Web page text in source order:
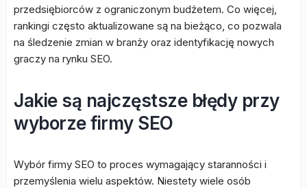
przedsiębiorców z ograniczonym budżetem. Co więcej,
rankingi często aktualizowane są na bieżąco, co pozwala
na śledzenie zmian w branży oraz identyfikację nowych
graczy na rynku SEO.
Jakie są najczęstsze błędy przy
wyborze firmy SEO
Wybór firmy SEO to proces wymagający staranności i
przemyślenia wielu aspektów. Niestety wiele osób